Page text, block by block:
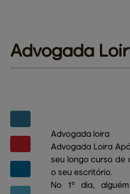
Advogada
Advogada loira
Advogada Loira
seu longo curso de
o seu escritório.
No 1º dia,